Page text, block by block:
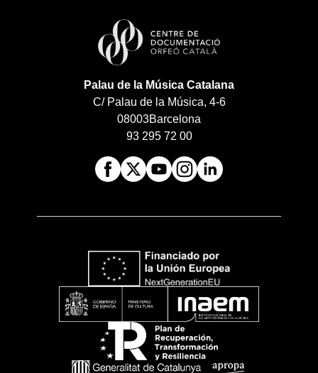
Palau de la Música Catalana
C/ Palau de la Música, 4-6
08003Barcelona
93 295 72 00